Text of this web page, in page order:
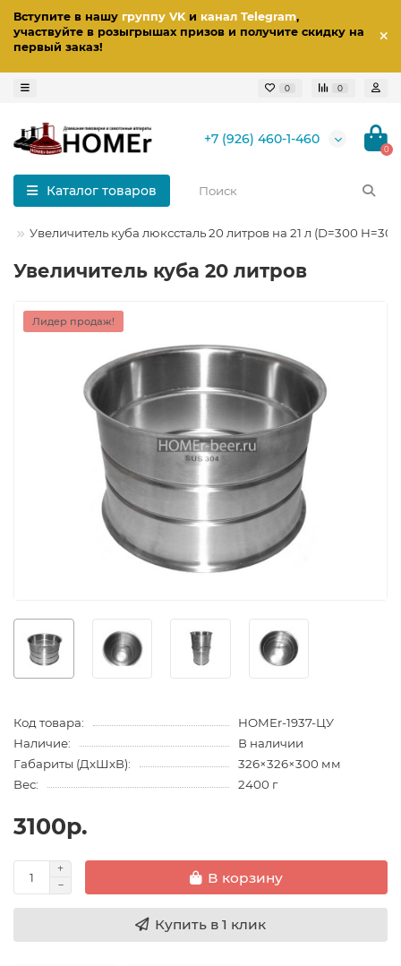
Вступите в нашу группу VKи канал Telegram,
участвуйте в розыгрышах призов и получите скидку на
первый заказ!
0 0
+7 (926) 460-1-460
0
Каталог товаров
Увеличитель куба люкссталь 20 литров на 21 л (D=300
Увеличитель куба 20 литров
Лидер продаж!
Код товара:
HOMEr-1937-ЦУ
Наличие:
В наличии
Габариты (ДхШхВ):
326×326×300 мм
Вес:
2400 г
3100р.
В корзину
Купить в 1 клик